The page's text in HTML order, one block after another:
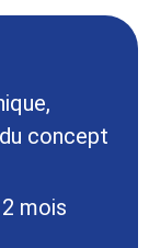
concept
mois